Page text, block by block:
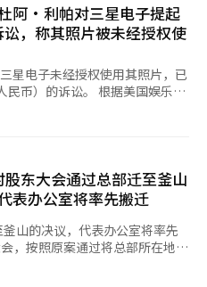
阿·利帕对三星电子提起
，称其照片被未经授权使
星电子未经授权使用其照片，已
。 根据美国娱乐媒
向美国加利福尼亚中部联邦地
止使用这些照片，但三星拒绝了
营销活动中，利帕对此并未给予
意向的社交媒体帖子。利帕团队
用了利帕的形象和品牌价值。
新爱》出道，2017年发布的首
行榜上名列第三，随后她获得
东大会通过总部迁至釜山
表办公室将率先搬迁
山的决议，代表办公室将率先
，按照原案通过将总部所在地从
司计划首先将代表董事的办公室